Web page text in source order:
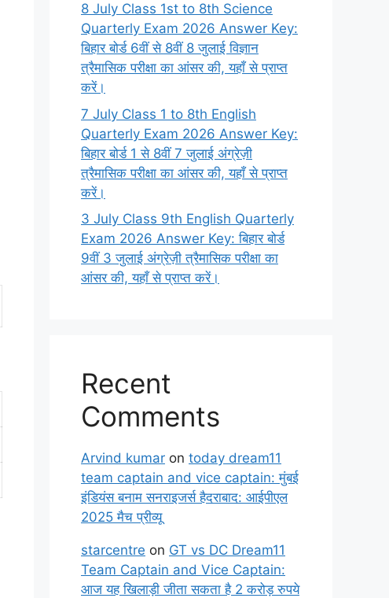
8 July Class 1st to 8th Science
Quarterly Exam 2026 Answer Key:
बिहार बोर्ड 6वीं से 8वीं 8 जुलाई विज्ञान
त्रैमासिक परीक्षा का आंसर की, यहाँ से प्राप्त
करें।
7 July Class 1 to 8th English
Quarterly Exam 2026 Answer Key:
बिहार बोर्ड 1 से 8वीं 7 जुलाई अंग्रेज़ी
त्रैमासिक परीक्षा का आंसर की, यहाँ से प्राप्त
करें।
3 July Class 9th English Quarterly
Exam 2026 Answer Key: बिहार बोर्ड
9वीं 3 जुलाई अंग्रेज़ी त्रैमासिक परीक्षा का
आंसर की, यहाँ से प्राप्त करें।
Recent
Comments
Arvind kumar on today dream11
team captain and vice captain: मुंबई
इंडियंस बनाम सनराइजर्स हैदराबाद: आईपीएल
2025 मैच प्रीव्यू
starcentre on GT vs DC Dream11
Team Captain and Vice Captain:
आज यह खिलाड़ी जीता सकता है 2 करोड़ रुपये